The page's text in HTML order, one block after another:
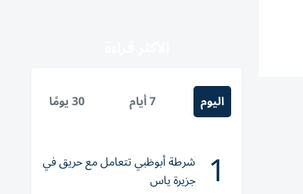
اليوم 7 أيام 30 يومًا
1 شرطة أبوظبي تتعامل مع حريق في
جزيرة ياس